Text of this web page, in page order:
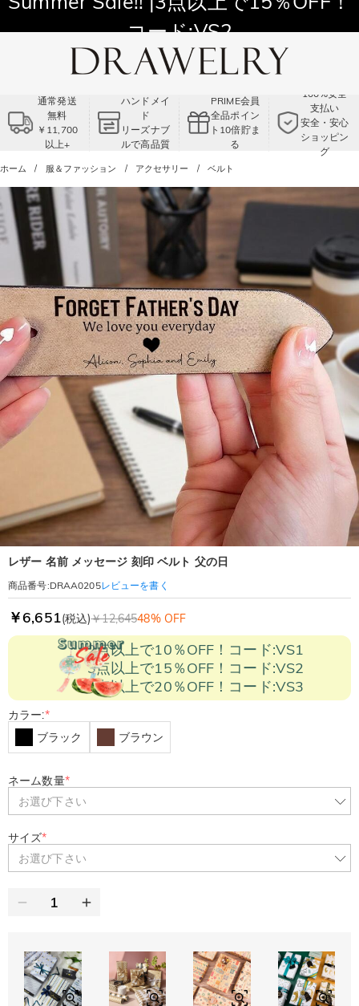
11,700円以上通常配送無料！
Summer Sale!! |3点以上で15％OFF！
コード:VS2
通常発送
無料
￥11,700
以上+
ハンドメイ
ド
リーズナブ
ルで高品質
PRIME会員
全品ポイン
ト10倍貯ま
る
100%安全
支払い
安全・安心
ショッピン
グ
ホーム 服＆ファッション アクセサリー ベルト
レザー 名前 メッセージ 刻印 ベルト 父の日
商品番号:DRAA0205レビューを書く
￥6,651(税込)￥12,64548% OFF
2点以上で10％OFF！コード:VS1
3点以上で15％OFF！コード:VS2
5点以上で20％OFF！コード:VS3
カラー:*
ブラック
ブラウン
ネーム数量*
お選び下さい
サイズ*
お選び下さい